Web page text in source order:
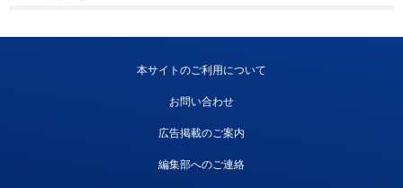
本サイトのご利用について
お問い合わせ
広告掲載のご案内
編集部へのご連絡